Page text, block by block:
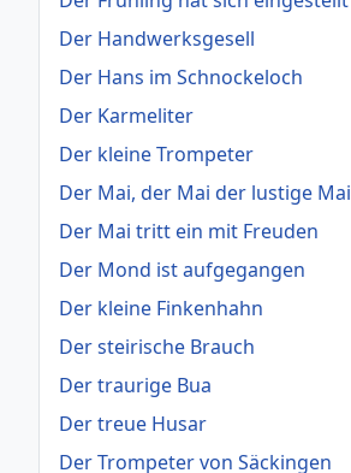
Der Handwerksgesell
Der Hans im Schnockeloch
Der Karmeliter
Der kleine Trompeter
Der Mai, der Mai der lustige Mai
Der Mai tritt ein mit Freuden
Der Mond ist aufgegangen
Der kleine Finkenhahn
Der steirische Brauch
Der traurige Bua
Der treue Husar
Der Trompeter von Säckingen